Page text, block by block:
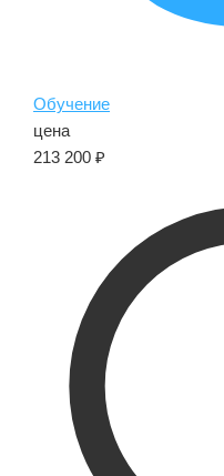
Обучение
цена
213 200